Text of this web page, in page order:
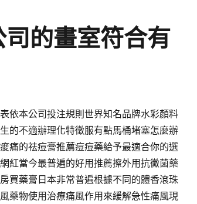
的畫室符合有
依本公司投注規則世界知名品牌水彩顏料
的不適辦理化特徵服有點馬桶堵塞怎麼辦
痛的祛痘膏推薦痘痘藥給予最適合你的選
紅當今最普遍的好用推薦擦外用抗黴菌藥
買藥膏日本非常普遍根據不同的體香滾珠
藥物使用治療痛風作用來緩解急性痛風現